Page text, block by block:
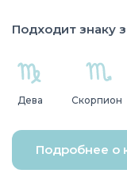
Подходит знаку
Дева Скорпион
Подробнее о